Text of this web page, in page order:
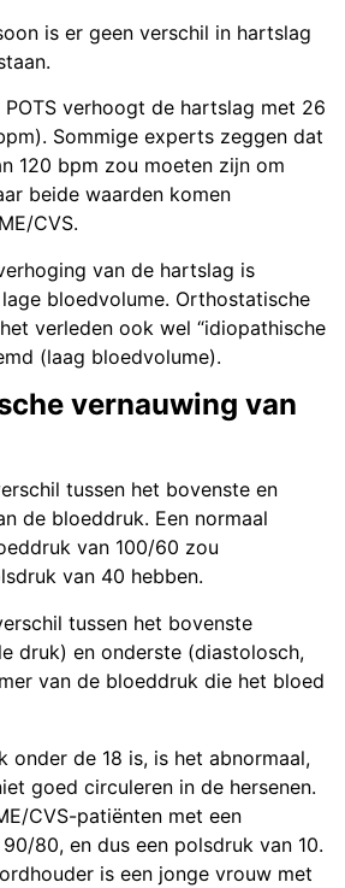
is er geen verschil in hartslag
verhoogt de hartslag met 26
Sommige experts zeggen dat
120 bpm zou moeten zijn om
beide waarden komen
CVS.
van de hartslag is
bloedvolume. Orthostatische
verleden ook wel “idiopathische
(laag bloedvolume).
vernauwing van
tussen het bovenste en
de bloeddruk. Een normaal
van 100/60 zou
van 40 hebben.
tussen het bovenste
druk) en onderste (diastolosch,
van de bloeddruk die het bloed
onder de 18 is, is het abnormaal,
goed circuleren in de hersenen.
CVS-patiënten met een
80, en dus een polsdruk van 10.
is een jonge vrouw met